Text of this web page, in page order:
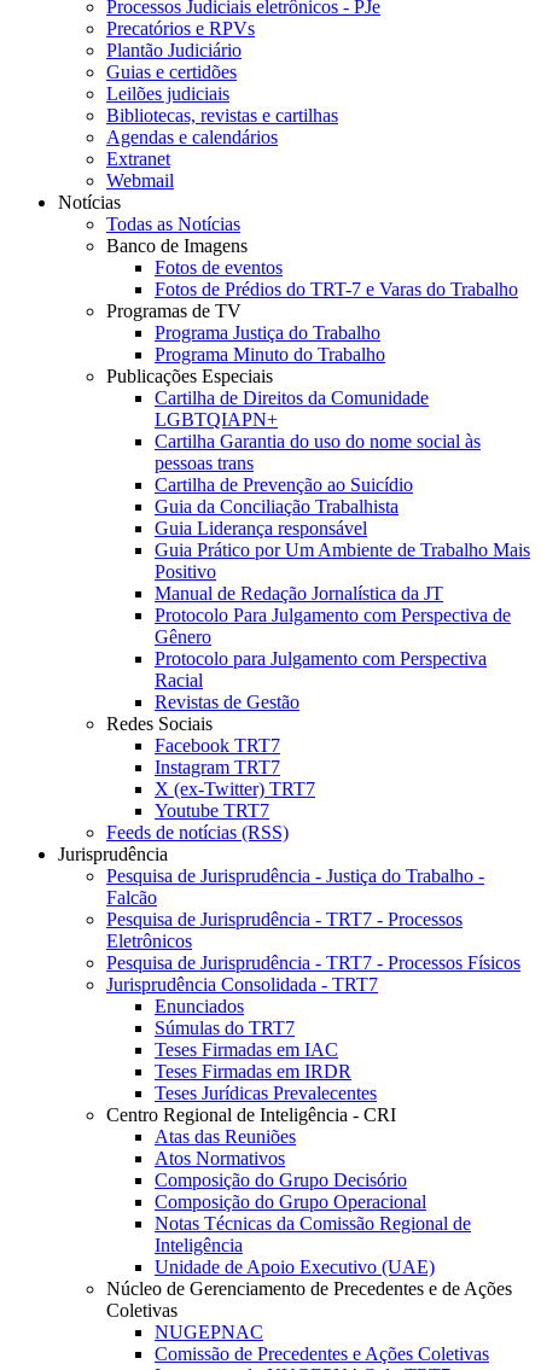
Processos Judiciais eletrônicos - PJe
Precatórios e RPVs
Plantão Judiciário
Guias e certidões
Leilões judiciais
Bibliotecas, revistas e cartilhas
Agendas e calendários
Extranet
Webmail
Notícias
Todas as Notícias
Banco de Imagens
Fotos de eventos
Fotos de Prédios do TRT-7 e Varas do Trabalho
Programas de TV
Programa Justiça do Trabalho
Programa Minuto do Trabalho
Publicações Especiais
Cartilha de Direitos da Comunidade
LGBTQIAPN+
Cartilha Garantia do uso do nome social às
pessoas trans
Cartilha de Prevenção ao Suicídio
Guia da Conciliação Trabalhista
Guia Liderança responsável
Guia Prático por Um Ambiente de Trabalho Mais
Positivo
Manual de Redação Jornalística da JT
Protocolo Para Julgamento com Perspectiva de
Gênero
Protocolo para Julgamento com Perspectiva
Racial
Revistas de Gestão
Redes Sociais
Facebook TRT7
Instagram TRT7
X (ex-Twitter) TRT7
Youtube TRT7
Feeds de notícias (RSS)
Jurisprudência
Pesquisa de Jurisprudência - Justiça do Trabalho -
Falcão
Pesquisa de Jurisprudência - TRT7 - Processos
Eletrônicos
Pesquisa de Jurisprudência - TRT7 - Processos Físicos
Jurisprudência Consolidada - TRT7
Enunciados
Súmulas do TRT7
Teses Firmadas em IAC
Teses Firmadas em IRDR
Teses Jurídicas Prevalecentes
Centro Regional de Inteligência - CRI
Atas das Reuniões
Atos Normativos
Composição do Grupo Decisório
Composição do Grupo Operacional
Notas Técnicas da Comissão Regional de
Inteligência
Unidade de Apoio Executivo (UAE)
Núcleo de Gerenciamento de Precedentes e de Ações
Coletivas
NUGEPNAC
Comissão de Precedentes e Ações Coletivas